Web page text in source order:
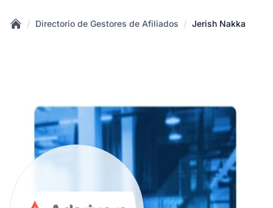
/ Directorio de Gestores de Afiliados / Jerish Nakka